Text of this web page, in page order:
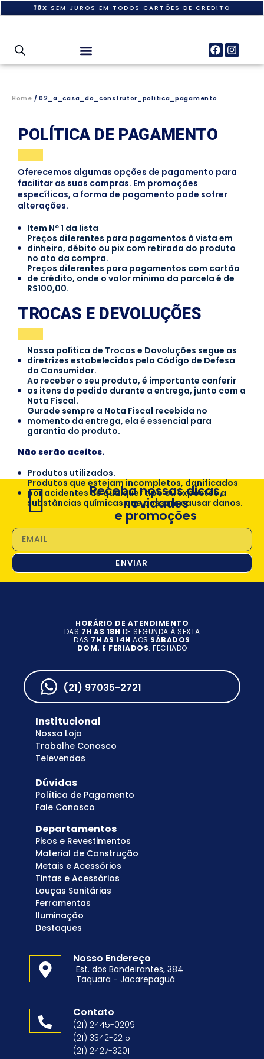
10X SEM JUROS EM TODOS CARTÕES DE CREDITO
Home / 02_a_casa_do_construtor_politica_pagamento
POLÍTICA DE PAGAMENTO
Oferecemos algumas opções de pagamento para
facilitar as suas compras. Em promoções
específicas, a forma de pagamento pode sofrer
alterações.
Item Nº 1 da lista
Preços diferentes para pagamentos à vista em
dinheiro, débito ou pix com retirada do produto
no ato da compra.
Preços diferentes para pagamentos com cartão
de crédito, onde o valor mínimo da parcela é de
R$100,00.
TROCAS E DEVOLUÇÕES
Nossa política de Trocas e Dovoluções segue as
diretrizes estabelecidas pelo Código de Defesa
do Consumidor.
Ao receber o seu produto, é importante conferir
os itens do pedido durante a entrega, junto com a
Nota Fiscal.
Gurade sempre a Nota Fiscal recebida no
momento da entrega, ela é essencial para
garantia do produto.
Não serão aceitos.
Produtos utilizados.
Produtos que estejam incompletos, danificados
por acidentes de qualquer tipo ou expostos a
substâncias químicas que possam causar danos.
Receba nossas dicas,
novidades
e promoções
ENVIAR
HORÁRIO DE ATENDIMENTO
DAS 7H AS 18H DE SEGUNDA À SEXTA
DAS 7H AS 14H AOS SÁBADOS
DOM. E FERIADOS: FECHADO
(21) 97035-2721
Institucional
Nossa Loja
Trabalhe Conosco
Televendas
Dúvidas
Política de Pagamento
Fale Conosco
Departamentos
Pisos e Revestimentos
Material de Construção
Metais e Acessórios
Tintas e Acessórios
Louças Sanitárias
Ferramentas
Iluminação
Destaques
Nosso Endereço
Est. dos Bandeirantes, 384
Taquara - Jacarepaguá
Contato
(21) 2445-0209
(21) 3342-2215
(21) 2427-3201